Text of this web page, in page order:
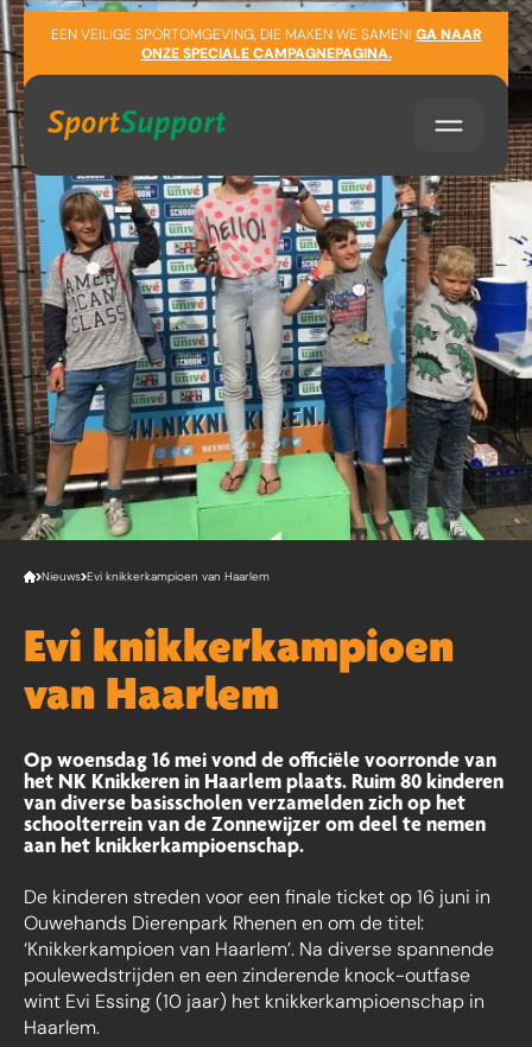
Sla navigatie over
EEN VEILIGE SPORTOMGEVING, DIE MAKEN WE SAMEN! GA NAAR
ONZE SPECIALE CAMPAGNEPAGINA.
Nieuws Evi knikkerkampioen van Haarlem
Evi knikkerkampioen
van Haarlem
Op woensdag 16 mei vond de officiële voorronde van
het NK Knikkeren in Haarlem plaats. Ruim 80 kinderen
van diverse basisscholen verzamelden zich op het
schoolterrein van de Zonnewijzer om deel te nemen
aan het knikkerkampioenschap.
De kinderen streden voor een finale ticket op 16 juni in
Ouwehands Dierenpark Rhenen en om de titel:
‘Knikkerkampioen van Haarlem’. Na diverse spannende
poulewedstrijden en een zinderende knock-outfase
wint Evi Essing (10 jaar) het knikkerkampioenschap in
Haarlem.